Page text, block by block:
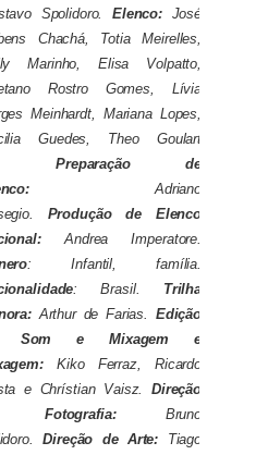
Spolidoro. Elenco:
José
Chachá, Totia Meirelles,
Marinho, Elisa Volpatto,
Rostro Gomes, Lívia
Meinhardt, Mariana Lopes,
Guedes, Theo Goulart
Preparação de
Adriano
Produção de Elenco
Andrea Imperatore.
: Infantil, família.
: Brasil. Trilha
Arthur de Farias. Edição
Som e Mixagem e
Kiko Ferraz, Ricardo
e Chrístian Vaisz. Direção
Fotografia:Bruno
Direção de Arte:
Tiago